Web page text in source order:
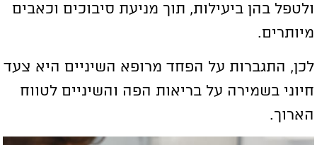
בהן ביעילות, תוך מניעת סיבוכים וכאבים
התגברות על הפחד מרופא השיניים היא צעד
בשמירה על בריאות הפה והשיניים לטווח